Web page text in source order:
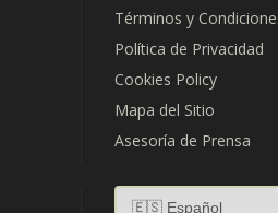
Términos y
Política de Privacidad
Cookies Policy
Mapa del Sitio
Asesoría de Prensa